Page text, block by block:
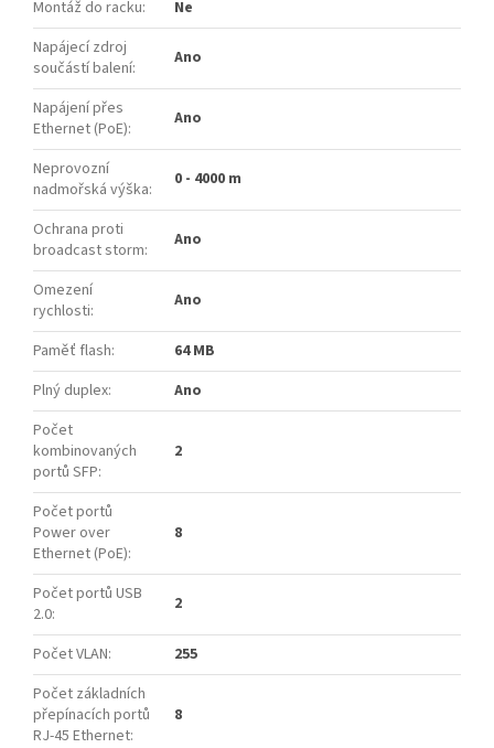
Montáž do racku:
Ne
Napájecí zdroj
součástí balení: Ano
Napájení přes
Ethernet (PoE): Ano
Neprovozní
nadmořská výška: 0 - 4000 m
Ochrana proti
broadcast storm: Ano
Omezení
rychlosti: Ano
Paměť flash:
64 MB
Plný duplex:
Ano
Počet
kombinovaných
portů SFP:
2
Počet portů
Power over
Ethernet (PoE):
8
Počet portů USB
2.0: 2
Počet VLAN:
255
Počet základních
přepínacích portů
RJ-45 Ethernet:
8